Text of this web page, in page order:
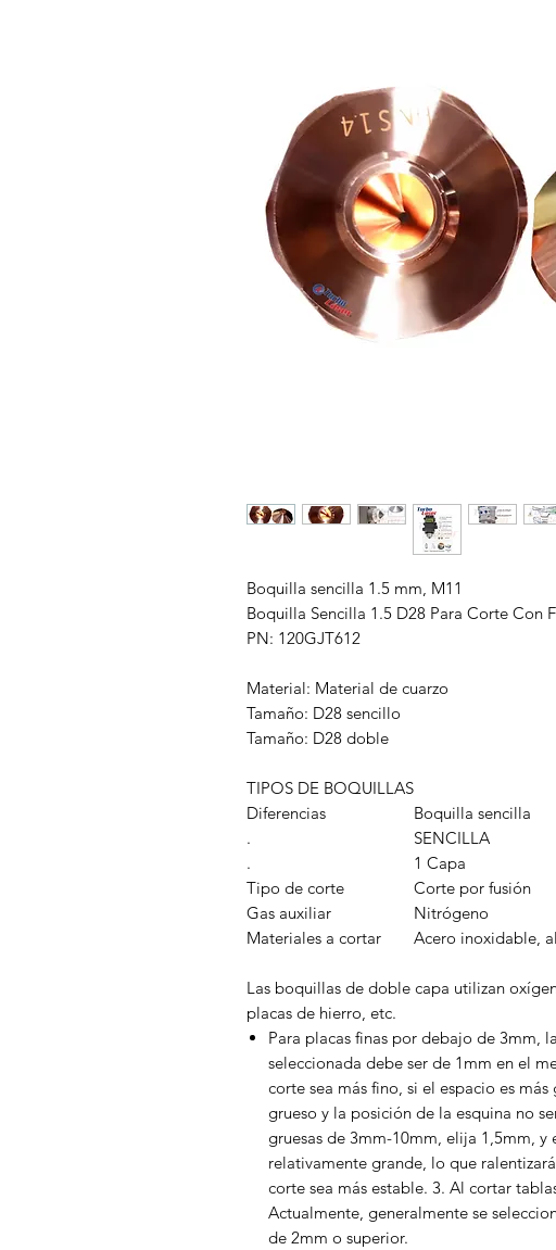
Boquilla sencilla 1.5 mm, M11
Boquilla Sencilla 1.5 D28 Para Corte Con
PN: 120GJT612
Material: Material de cuarzo
Tamaño: D28 sencillo
Tamaño: D28 doble
TIPOS DE BOQUILLAS
Diferencias
Boquilla sencilla
.
SENCILLA
.
1 Capa
Tipo de corte
Corte por fusión
Gas auxiliar
Nitrógeno
Materiales a cortar
Acero inoxidable,
Las boquillas de doble capa utilizan
placas de hierro, etc.
Para placas finas por debajo de 3mm,
seleccionada debe ser de 1mm en el
corte sea más fino, si el espacio es
grueso y la posición de la esquina no
gruesas de 3mm-10mm, elija 1,5mm,
relativamente grande, lo que
corte sea más estable. 3. Al cortar
Actualmente, generalmente se
de 2mm o superior.